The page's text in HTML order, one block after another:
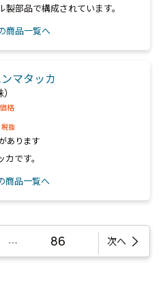
部品で構成されています。
商品一覧へ
マタッカ
格
税抜
あります
です。
商品一覧へ
… 86 次へ